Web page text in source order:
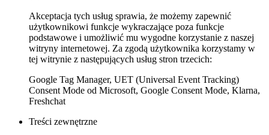
Akceptacja tych usług sprawia, że możemy zapewnić
użytkownikowi funkcje wykraczające poza funkcje
podstawowe i umożliwić mu wygodne korzystanie z naszej
witryny internetowej. Za zgodą użytkownika korzystamy w
tej witrynie z następujących usług stron trzecich:
Google Tag Manager, UET (Universal Event Tracking)
Consent Mode od Microsoft, Google Consent Mode, Klarna,
Freshchat
Treści zewnętrzne